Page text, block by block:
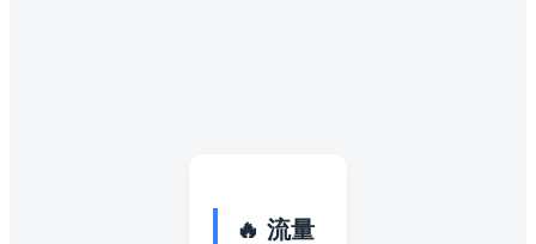
🔥 流量